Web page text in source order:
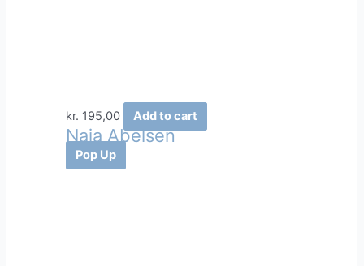
kr. 195,00 Add to cart
Naja Abelsen
Pop Up